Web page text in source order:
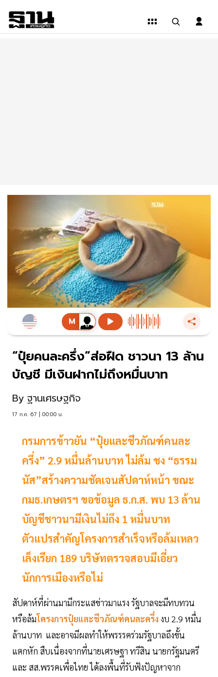
“ปุ๋ยคนละครึ่ง”ส่อฝืด ชาวนา 13 ล้าน
บัญชี มีเงินฝากไม่ถึงหมื่นบาท
By ฐานเศรษฐกิจ
17 ก.ค. 67 | 00:00 น.
กรมการข้าวยัน “ปุ๋ยและชีวภัณฑ์คนละ
ครึ่ง” 2.9 หมื่นล้านบาท ไม่ล้ม ชง “ธรรม
นัส”สร้างความชัดเจนสัปดาห์หน้า ขณะ
กมธ.เกษตรฯ ขอข้อมูล ธ.ก.ส. พบ 13 ล้าน
บัญชีชาวนามีเงินไม่ถึง 1 หมื่นบาท
ตัวแปรสำคัญโครงการสำเร็จหรือล้มเหลว
เล็งเรียก 189 บริษัทตรวจสอบมีเอี่ยว
นักการเมืองหรือไม่
สัปดาห์ที่ผ่านมามีกระแสข่าวมาแรง รัฐบาลจะมีทบทวน
หรือล้มโครงการปุ๋ยและชีวภัณฑ์คนละครึ่ง งบ 2.9 หมื่น
ล้านบาท และอาจมีผลทำให้พรรรคร่วมรัฐบาลถึงขั้น
แตกหัก สืบเนื่องจากที่นายเศรษฐา ทวีสิน นายกรัฐมนตรี
และ สส.พรรคเพื่อไทย ได้ลงพื้นที่รับฟังปัญหาจาก